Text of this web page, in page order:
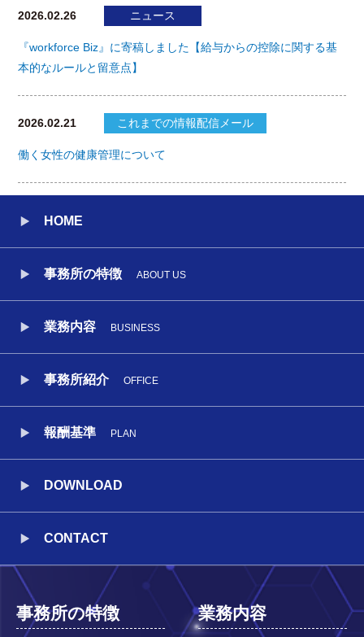
2026.02.26 ニュース
『workforce Biz』に寄稿しました【給与からの控除に関する基
本的なルールと留意点】
2026.02.21 これまでの情報配信メール
働く女性の健康管理について
HOME
事務所の特徴 ABOUT US
業務内容 BUSINESS
事務所紹介 OFFICE
報酬基準 PLAN
DOWNLOAD
CONTACT
事務所の特徴 業務内容